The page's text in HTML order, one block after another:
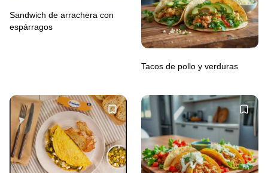
Sandwich de arrachera con
espárragos
Tacos de pollo y verduras